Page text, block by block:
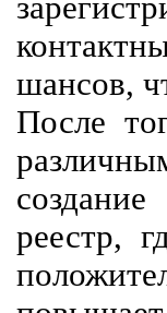
шансов,
После
реестр,